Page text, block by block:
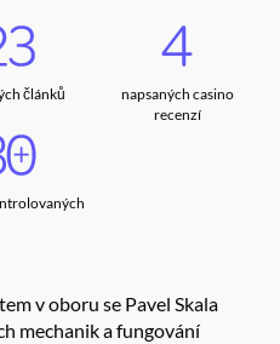
článků
napsaných casino
recenzí
v oboru se Pavel Skala
mechanik a fungování